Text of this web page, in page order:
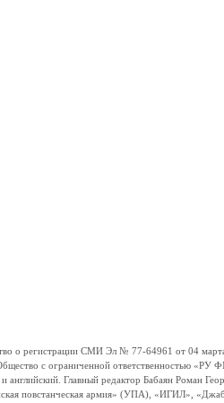
регистрации СМИ Эл № 77-64961 от 04
с ограниченной ответственностью
Главный редактор Бабаян Роман
повстанческая армия» (УПА), «ИГИЛ»,